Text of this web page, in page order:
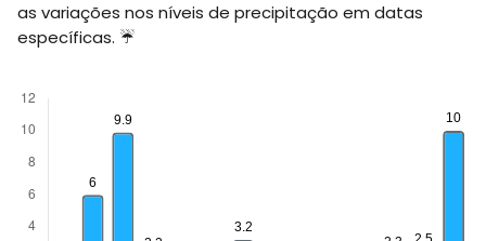
as variações nos níveis de precipitação em datas
específicas. ☔